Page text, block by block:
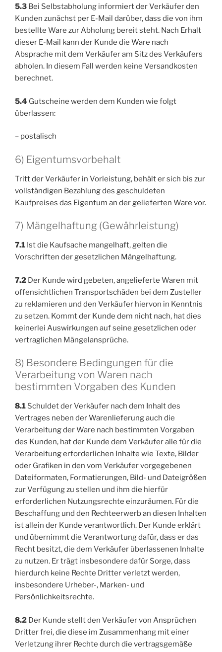
5.3 Bei Selbstabholung informiert der Verkäufer den
Kunden zunächst per E-Mail darüber, dass die von ihm
bestellte Ware zur Abholung bereit steht. Nach Erhalt
dieser E-Mail kann der Kunde die Ware nach
Absprache mit dem Verkäufer am Sitz des Verkäufers
abholen. In diesem Fall werden keine Versandkosten
berechnet.
5.4 Gutscheine werden dem Kunden wie folgt
überlassen:
– postalisch
6) Eigentumsvorbehalt
Tritt der Verkäufer in Vorleistung, behält er sich bis zur
vollständigen Bezahlung des geschuldeten
Kaufpreises das Eigentum an der gelieferten Ware vor.
7) Mängelhaftung (Gewährleistung)
7.1 Ist die Kaufsache mangelhaft, gelten die
Vorschriften der gesetzlichen Mängelhaftung.
7.2 Der Kunde wird gebeten, angelieferte Waren mit
offensichtlichen Transportschäden bei dem Zusteller
zu reklamieren und den Verkäufer hiervon in Kenntnis
zu setzen. Kommt der Kunde dem nicht nach, hat dies
keinerlei Auswirkungen auf seine gesetzlichen oder
vertraglichen Mängelansprüche.
8) Besondere Bedingungen für die
Verarbeitung von Waren nach
bestimmten Vorgaben des Kunden
8.1 Schuldet der Verkäufer nach dem Inhalt des
Vertrages neben der Warenlieferung auch die
Verarbeitung der Ware nach bestimmten Vorgaben
des Kunden, hat der Kunde dem Verkäufer alle für die
Verarbeitung erforderlichen Inhalte wie Texte, Bilder
oder Grafiken in den vom Verkäufer vorgegebenen
Dateiformaten, Formatierungen, Bild- und Dateigrößen
zur Verfügung zu stellen und ihm die hierfür
erforderlichen Nutzungsrechte einzuräumen. Für die
Beschaffung und den Rechteerwerb an diesen Inhalten
ist allein der Kunde verantwortlich. Der Kunde erklärt
und übernimmt die Verantwortung dafür, dass er das
Recht besitzt, die dem Verkäufer überlassenen Inhalte
zu nutzen. Er trägt insbesondere dafür Sorge, dass
hierdurch keine Rechte Dritter verletzt werden,
insbesondere Urheber-, Marken- und
Persönlichkeitsrechte.
8.2 Der Kunde stellt den Verkäufer von Ansprüchen
Dritter frei, die diese im Zusammenhang mit einer
Verletzung ihrer Rechte durch die vertragsgemäße